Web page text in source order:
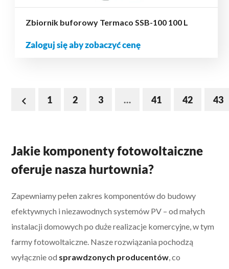
Zbiornik buforowy Termaco SSB-100 100 L
Zaloguj się aby zobaczyć cenę
1 2 3 … 41 42 43
Jakie komponenty fotowoltaiczne
oferuje nasza hurtownia?
Zapewniamy pełen zakres komponentów do budowy
efektywnych i niezawodnych systemów PV – od małych
instalacji domowych po duże realizacje komercyjne, w tym
farmy fotowoltaiczne. Nasze rozwiązania pochodzą
wyłącznie od sprawdzonych producentów, co